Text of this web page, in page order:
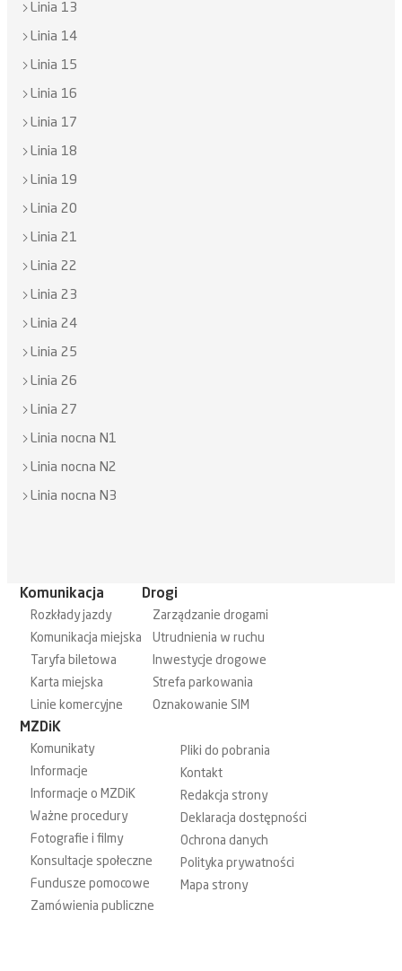
Linia 13
Linia 14
Linia 15
Linia 16
Linia 17
Linia 18
Linia 19
Linia 20
Linia 21
Linia 22
Linia 23
Linia 24
Linia 25
Linia 26
Linia 27
Linia nocna N1
Linia nocna N2
Linia nocna N3
Komunikacja
Rozkłady jazdy
Komunikacja miejska
Taryfa biletowa
Karta miejska
Linie komercyjne
Drogi
Zarządzanie drogami
Utrudnienia w ruchu
Inwestycje drogowe
Strefa parkowania
Oznakowanie SIM
MZDiK
Komunikaty
Informacje
Informacje o MZDiK
Ważne procedury
Fotografie i filmy
Konsultacje społeczne
Fundusze pomocowe
Zamówienia publiczne
Pliki do pobrania
Kontakt
Redakcja strony
Deklaracja dostępności
Ochrona danych
Polityka prywatności
Mapa strony